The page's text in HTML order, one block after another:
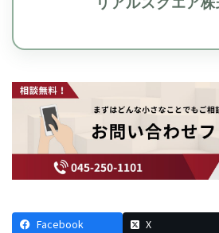
リアルスクエア
Facebook X